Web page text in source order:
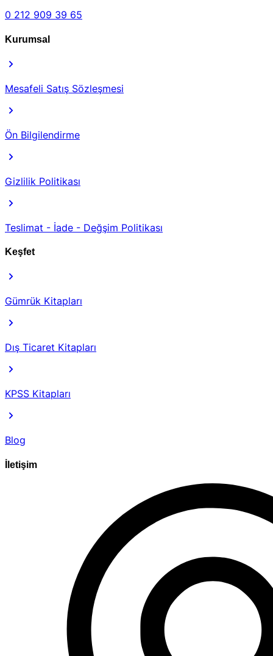
0 212 909 39 65
Kurumsal
Mesafeli Satış Sözleşmesi
Ön Bilgilendirme
Gizlilik Politikası
Teslimat - İade - Değşim Politikası
Keşfet
Gümrük Kitapları
Dış Ticaret Kitapları
KPSS Kitapları
Blog
İletişim